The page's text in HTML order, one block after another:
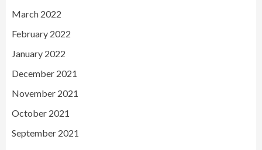
March 2022
February 2022
January 2022
December 2021
November 2021
October 2021
September 2021